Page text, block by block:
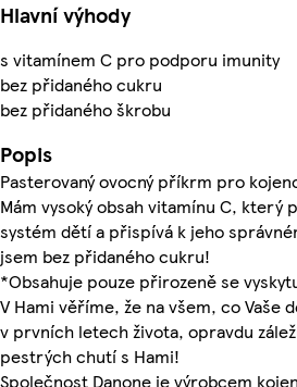
Hlavní výhody
s vitamínem C pro podporu imunity
bez přidaného cukru
bez přidaného škrobu
Popis
Pasterovaný ovocný příkrm pro
Mám vysoký obsah vitamínu C, který
systém dětí a přispívá k jeho
jsem bez přidaného cukru!
*Obsahuje pouze přirozeně se
V Hami věříme, že na všem, co Vaše
v prvních letech života, opravdu
pestrých chutí s Hami!
Společnost Danone je výrobcem